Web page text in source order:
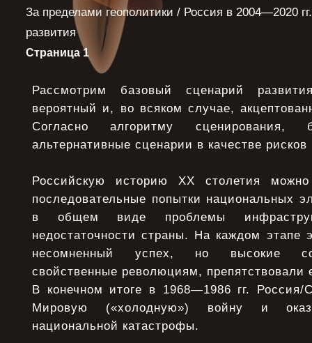
За пределами геополитики / Россия в 2004—2020
развития
Страница 1
Рассмотрим базовый сценарий
вероятный и, во всяком случае,
Согласно алгоритму сценирования,
альтернативные сценарии в качестве рисков
Российскую историю XX столетия можно
последовательные попытки национальных
в общем виде проблемы
недостаточности страны. На каждом этапе
несомненный успех, но высокие
свойственные революциям, препятствовали
В конечном итоге в 1968—1986 гг.
Мировую («холодную») войну и
национальной катастрофы.